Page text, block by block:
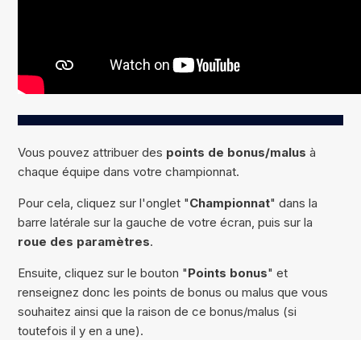
Vous pouvez attribuer des points de bonus/malus à
chaque équipe dans votre championnat.
Pour cela, cliquez sur l'onglet "Championnat" dans la
barre latérale sur la gauche de votre écran, puis sur la
roue des paramètres.
Ensuite, cliquez sur le bouton "Points bonus" et
renseignez donc les points de bonus ou malus que vous
souhaitez ainsi que la raison de ce bonus/malus (si
toutefois il y en a une).